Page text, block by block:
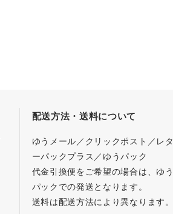
配送方法・送料について
ゆうメール／クリックポスト／レタ
ーパックプラス／ゆうパック
代金引換便をご希望の場合は、ゆう
パックでの発送となります。
送料は配送方法により異なります。